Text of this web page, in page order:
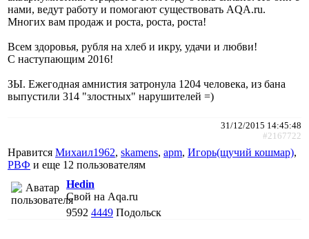
нами, ведут работу и помогают существовать AQA.ru.
Многих вам продаж и роста, роста, роста!
Всем здоровья, рубля на хлеб и икру, удачи и любви!
С наступающим 2016!
ЗЫ. Ежегодная амнистия затронула 1204 человека, из бана
выпустили 314 "злостных" нарушителей =)
31/12/2015 14:45:48
#2167722
Нравится Михаил1962, skamens, apm, Игорь(щучий кошмар),
РВФ и еще 12 пользователям
Hedin
Свой на Aqa.ru
9592 4449 Подольск